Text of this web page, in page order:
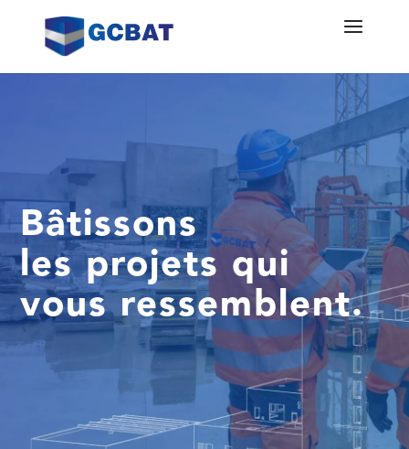
Bâtissons
les projets qui
vous ressemblent.